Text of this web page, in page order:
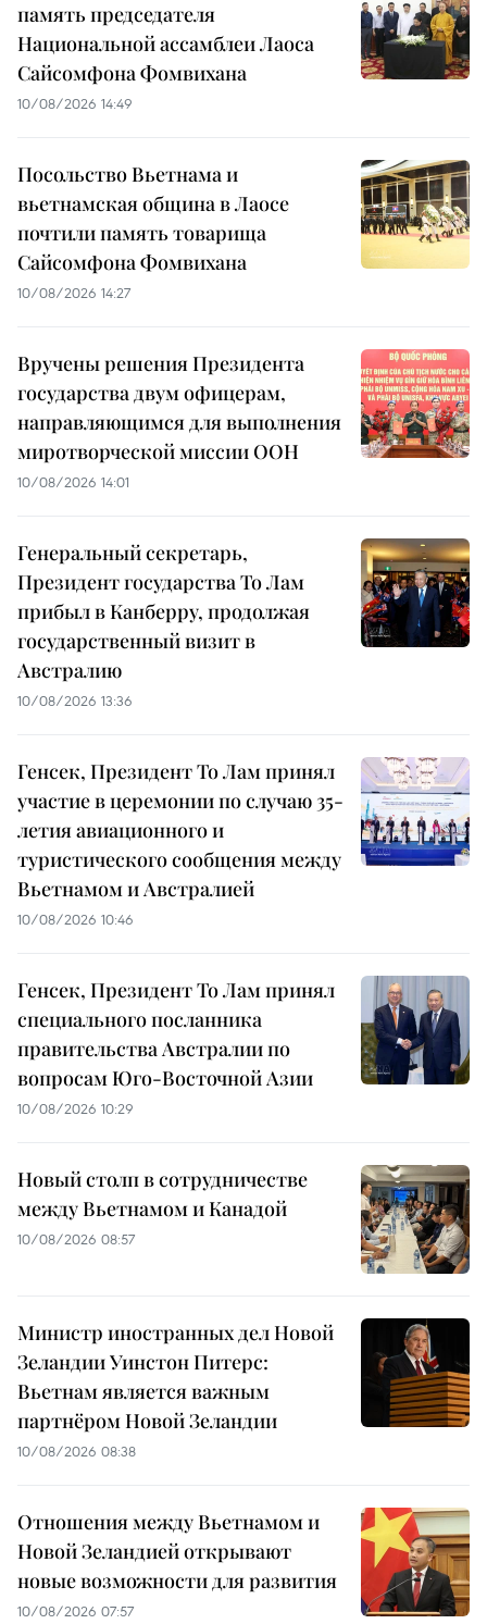
память председателя
Национальной ассамблеи Лаоса
Сайсомфона Фомвихана
10/08/2026 14:49
Посольство Вьетнама и
вьетнамская община в Лаосе
почтили память товарища
Сайсомфона Фомвихана
10/08/2026 14:27
Вручены решения Президента
государства двум офицерам,
направляющимся для выполнения
миротворческой миссии ООН
10/08/2026 14:01
Генеральный секретарь,
Президент государства То Лам
прибыл в Канберру, продолжая
государственный визит в
Австралию
10/08/2026 13:36
Генсек, Президент То Лам принял
участие в церемонии по случаю 35-
летия авиационного и
туристического сообщения между
Вьетнамом и Австралией
10/08/2026 10:46
Генсек, Президент То Лам принял
специального посланника
правительства Австралии по
вопросам Юго-Восточной Азии
10/08/2026 10:29
Новый столп в сотрудничестве
между Вьетнамом и Канадой
10/08/2026 08:57
Министр иностранных дел Новой
Зеландии Уинстон Питерс:
Вьетнам является важным
партнёром Новой Зеландии
10/08/2026 08:38
Отношения между Вьетнамом и
Новой Зеландией открывают
новые возможности для развития
10/08/2026 07:57